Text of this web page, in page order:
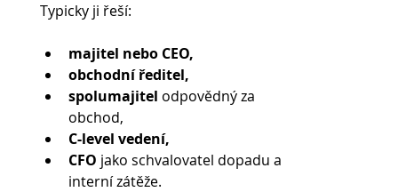
Typicky ji řeší:
majitel nebo CEO,
obchodní ředitel,
spolumajitel odpovědný za
obchod,
C-level vedení,
CFO jako schvalovatel dopadu a
interní zátěže.